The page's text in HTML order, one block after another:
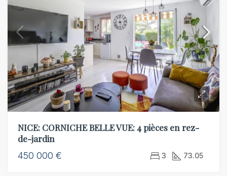
NICE: CORNICHE BELLE VUE: 4 pièces en rez-
de-jardin
450 000 € 3 73.05